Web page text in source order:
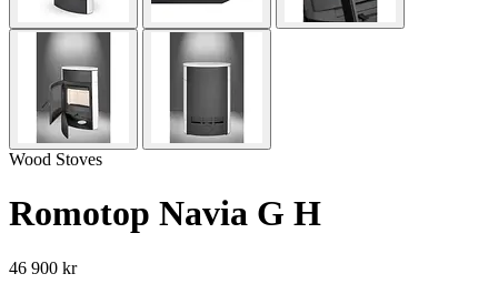
Wood Stoves
Romotop Navia G H
46 900 kr